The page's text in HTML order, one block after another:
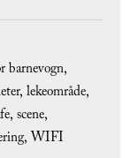
barnevogn
lekeområde
scene
WIFI